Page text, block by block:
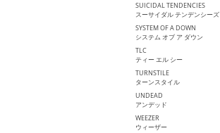
SUICIDAL TENDENCIES
スーサイダル テンデンシーズ
SYSTEM OF A DOWN
システム オブ ア ダウン
TLC
ティー エル シー
TURNSTILE
ターンスタイル
UNDEAD
アンデッド
WEEZER
ウィーザー